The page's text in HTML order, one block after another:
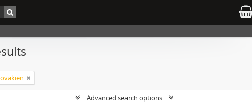
Advanced search options